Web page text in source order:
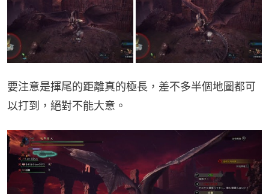
要注意是揮尾的距離真的極長，差不多半個地圖都可
以打到，絕對不能大意。